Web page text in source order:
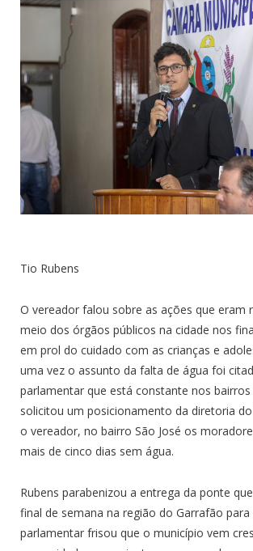
Tio Rubens
O vereador falou sobre as ações que eram
meio dos órgãos públicos na cidade nos
em prol do cuidado com as crianças e
uma vez o assunto da falta de água foi
parlamentar que está constante nos bairros
solicitou um posicionamento da diretoria do
o vereador, no bairro São José os
mais de cinco dias sem água.
Rubens parabenizou a entrega da ponte
final de semana na região do Garrafão para
parlamentar frisou que o município vem